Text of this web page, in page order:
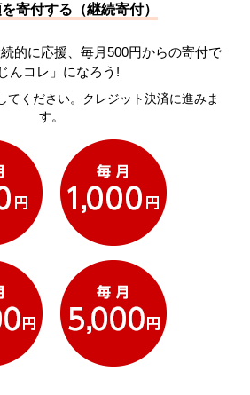
寄付する（継続寄付）
的に応援、毎月500円からの寄付で
じんコレ」になろう!
てください。クレジット決済に進みま
す。